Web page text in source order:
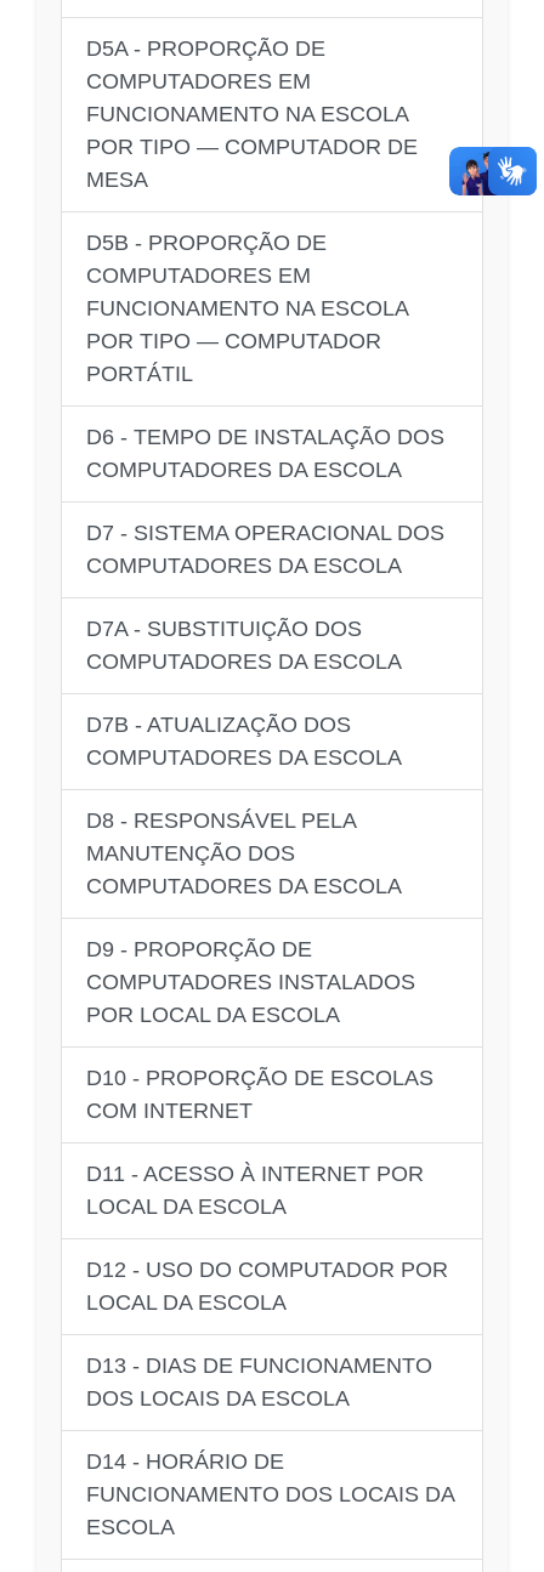
D5A - PROPORÇÃO DE
COMPUTADORES EM
FUNCIONAMENTO NA ESCOLA
POR TIPO — COMPUTADOR DE
MESA
D5B - PROPORÇÃO DE
COMPUTADORES EM
FUNCIONAMENTO NA ESCOLA
POR TIPO — COMPUTADOR
PORTÁTIL
D6 - TEMPO DE INSTALAÇÃO DOS
COMPUTADORES DA ESCOLA
D7 - SISTEMA OPERACIONAL DOS
COMPUTADORES DA ESCOLA
D7A - SUBSTITUIÇÃO DOS
COMPUTADORES DA ESCOLA
D7B - ATUALIZAÇÃO DOS
COMPUTADORES DA ESCOLA
D8 - RESPONSÁVEL PELA
MANUTENÇÃO DOS
COMPUTADORES DA ESCOLA
D9 - PROPORÇÃO DE
COMPUTADORES INSTALADOS
POR LOCAL DA ESCOLA
D10 - PROPORÇÃO DE ESCOLAS
COM INTERNET
D11 - ACESSO À INTERNET POR
LOCAL DA ESCOLA
D12 - USO DO COMPUTADOR POR
LOCAL DA ESCOLA
D13 - DIAS DE FUNCIONAMENTO
DOS LOCAIS DA ESCOLA
D14 - HORÁRIO DE
FUNCIONAMENTO DOS LOCAIS DA
ESCOLA